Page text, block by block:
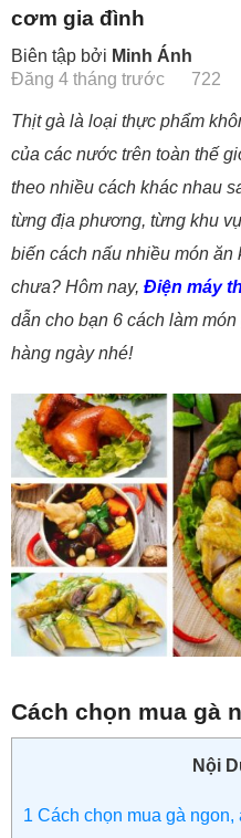
cơm gia đình
Biên tập bởi Minh Ánh
Đăng 4 tháng trước
722
Thịt gà là loại thực phẩm
của các nước trên toàn thế
theo nhiều cách khác nhau
từng địa phương, từng khu
biến cách nấu nhiều món
chưa? Hôm nay, Điện máy
dẫn cho bạn 6 cách làm
hàng ngày nhé!
Cách chọn mua gà
Nội
1 Cách chọn mua gà ngon,